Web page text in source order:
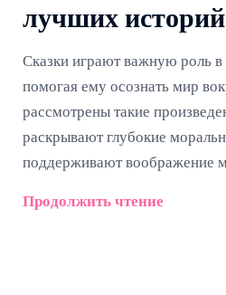
лучших историй
Сказки играют важную роль в
помогая ему осознать мир
рассмотрены такие
раскрывают глубокие
поддерживают воображение
стоит прочитать. Эти истории
Продолжить чтение